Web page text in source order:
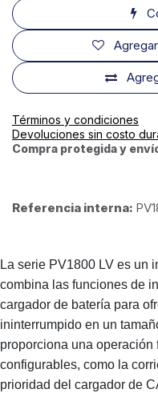
Términos y condiciones
Devoluciones sin costo
Compra protegida y
Referencia interna:
La serie PV1800 LV es un
combina las funciones de
cargador de batería para
ininterrumpido en un
proporciona una
configurables, como la
prioridad del cargador de